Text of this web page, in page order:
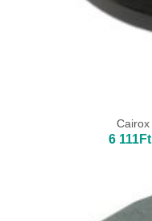
Cairox
6 111Ft